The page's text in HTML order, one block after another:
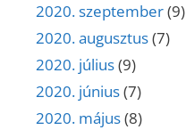
2020. szeptember(9)
2020. augusztus(7)
2020. július(9)
2020. június(7)
2020. május(8)